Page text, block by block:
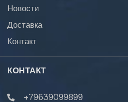
Новости
Доставка
Контакт
КОНТАКТ
+79639099899